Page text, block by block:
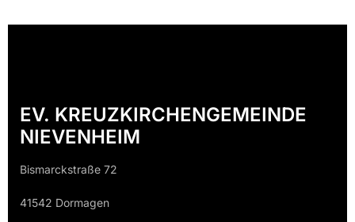
EV. KREUZKIRCHENGEMEINDE
NIEVENHEIM
Bismarckstraße 72
41542 Dormagen